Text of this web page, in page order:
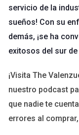
Un colega mío
con uno que no
clara de las
comunicación y
red de contactos.
Estudio de caso 2
Una amiga trabajaba
servicio de la
sueños! Con su
demás, ¡se ha
exitosos del sur de
¡Visita The
nuestro podcast
que nadie te
errores al